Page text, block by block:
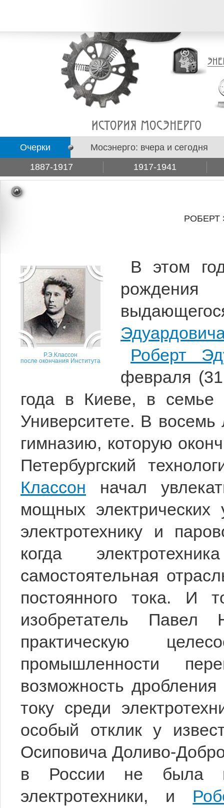
Очерки
1887-1917
1917-1941
Мосэнерго: вчера и сегодня
Подборки
РОБЕРТ
Р.Э.Классон
после окончания Института
В этом
рождения
Роберт
февраля
года в Киеве, в семье
Университете. В
гимназию, которую
Петербургский
Классон начал
мощных электрических
электротехнику и
когда
самостоятельная
постоянного тока. И
изобретатель Павел
практическую
промышленности
возможность
току среди
особый отклик у
Осиповича Доливо-
в России не была
электротехники, и